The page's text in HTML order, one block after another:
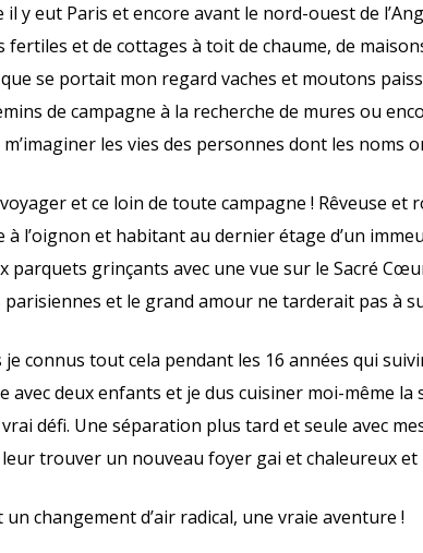
il y eut Paris et encore avant le nord-ouest de
fertiles et de cottages à toit de chaume, de
se portait mon regard vaches et moutons
de campagne à la recherche de mures ou
les vies des personnes dont les noms
et ce loin de toute campagne ! Rêveuse et
à l’oignon et habitant au dernier étage d’un
parquets grinçants avec une vue sur le Sacré
et le grand amour ne tarderait pas à
connus tout cela pendant les 16 années qui
avec deux enfants et je dus cuisiner moi-même la
défi. Une séparation plus tard et seule avec
trouver un nouveau foyer gai et chaleureux et
un changement d’air radical, une vraie aventure !